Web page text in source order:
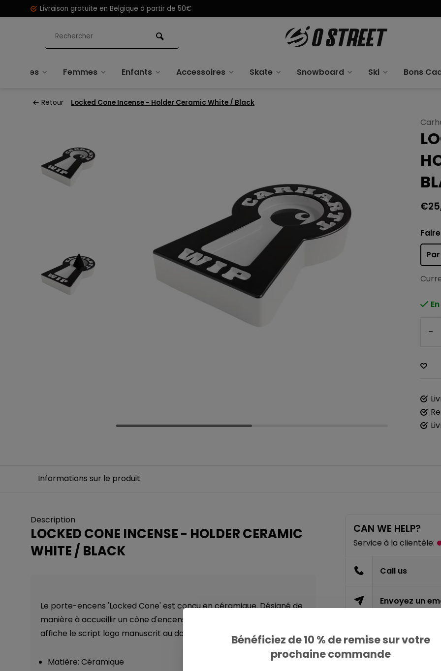
Livraison gratuite en Belgique à partir de 50€
Hommes Femmes Enfants Accessoires Skate Snowboard Ski Bons
Retour Locked Cone Incense - Holder Ceramic White / Black
-
Informations sur le produit
Description
LOCKED CONE INCENSE - HOLDER CERAMIC
WHITE / BLACK
Le porte-encens 'Locked Cone' est conçu en céramique. Désigné de
manière à accueillir un cône d'encens, il affiche des motifs en relief. Il
affiche le script logo manuscrit au dos.
Matière: Céramique
CAN WE HELP?
Service à la clientèle:
Call us
Envoyez un
PARTAGER CE
Bénéficiez de 10 % de remise sur votre
prochaine commande